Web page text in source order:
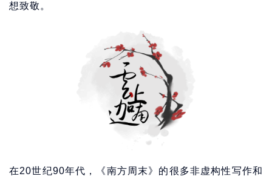
想致敬。
在20世纪90年代，《南方周末》的很多非虚构性写作和